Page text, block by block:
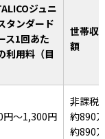
ジュニ
タンダード
ス1回あた
利用料（目
世帯収
額
円～1,300円
非課税
約890
約890